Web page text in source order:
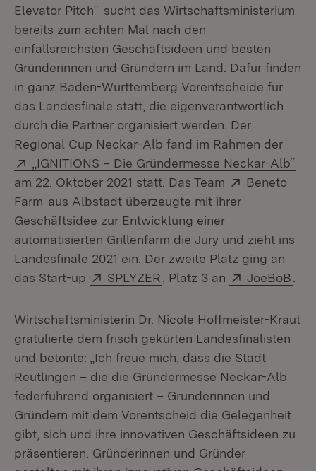
Elevator Pitch“ (Öffnet in neuem Fenster)
sucht das Wirtschaftsministerium
bereits zum achten Mal nach den
einfallsreichsten Geschäftsideen und besten
Gründerinnen und Gründern im Land. Dafür finden
in ganz Baden-Württemberg Vorentscheide für
das Landesfinale statt, die eigenverantwortlich
durch die Partner organisiert werden. Der
Regional Cup Neckar-Alb fand im Rahmen der
Extern:
„IGNITIONS – Die Gründermesse Neckar-Alb“
am 22. Oktober 2021 statt. Das Team
Extern:
Beneto
Farm (Öffnet in neuem Fenster)
aus Albstadt überzeugte mit ihrer
Geschäftsidee zur Entwicklung einer
automatisierten Grillenfarm die Jury und zieht ins
Landesfinale 2021 ein. Der zweite Platz ging an
das Start-up
Extern:
SPLYZER (Öffnet in neuem Fenster)
, Platz 3 an Extern:
JoeBoB
Wirtschaftsministerin Dr. Nicole Hoffmeister-Kraut
gratulierte dem frisch gekürten Landesfinalisten
und betonte: „Ich freue mich, dass die Stadt
Reutlingen – die die Gründermesse Neckar-Alb
federführend organisiert – Gründerinnen und
Gründern mit dem Vorentscheid die Gelegenheit
gibt, sich und ihre innovativen Geschäftsideen zu
präsentieren. Gründerinnen und Gründer